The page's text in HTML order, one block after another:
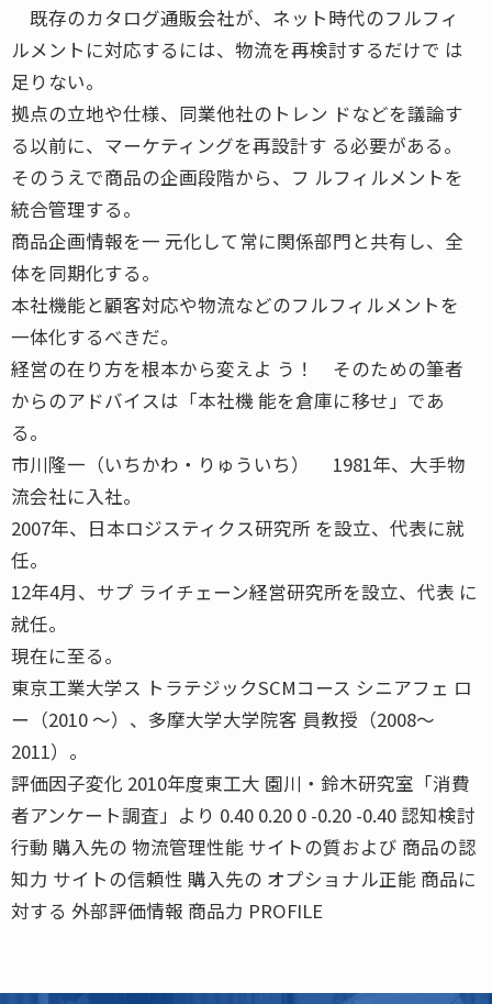
既存のカタログ通販会社が、ネット時代のフルフィ
ルメントに対応するには、物流を再検討するだけで は
足りない。
拠点の立地や仕様、同業他社のトレン ドなどを議論す
る以前に、マーケティングを再設計す る必要がある。
そのうえで商品の企画段階から、フ ルフィルメントを
統合管理する。
商品企画情報を一 元化して常に関係部門と共有し、全
体を同期化する。
本社機能と顧客対応や物流などのフルフィルメントを
一体化するべきだ。
経営の在り方を根本から変えよ う！ そのための筆者
からのアドバイスは「本社機 能を倉庫に移せ」であ
る。
市川隆一（いちかわ・りゅういち） 1981年、大手物
流会社に入社。
2007年、日本ロジスティクス研究所 を設立、代表に就
任。
12年4月、サプ ライチェーン経営研究所を設立、代表 に
就任。
現在に至る。
東京工業大学ス トラテジックSCMコース シニアフェ ロ
ー（2010 〜）、多摩大学大学院客 員教授（2008〜
2011）。
評価因子変化 2010年度東工大 園川・鈴木研究室「消費
者アンケート調査」より 0.40 0.20 0 -0.20 -0.40 認知検討
行動 購入先の 物流管理性能 サイトの質および 商品の認
知力 サイトの信頼性 購入先の オプショナル正能 商品に
対する 外部評価情報 商品力 PROFILE